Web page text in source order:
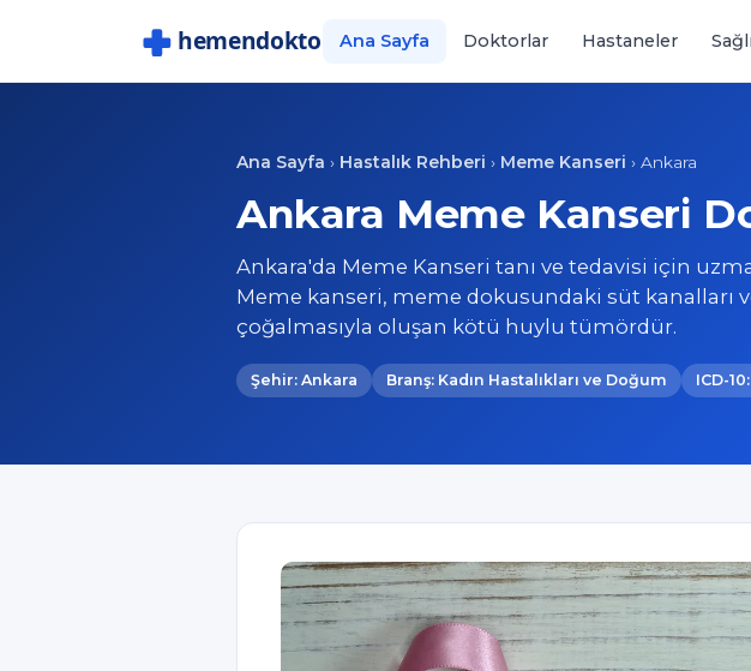
Ana Sayfa Doktorlar Hastaneler
Ana Sayfa › Hastalık Rehberi › Meme Kanseri › Ankara
Ankara Meme Kanseri
Ankara'da Meme Kanseri tanı ve tedavisi için
Meme kanseri, meme dokusundaki süt
çoğalmasıyla oluşan kötü huylu tümördür.
Şehir: Ankara Branş: Kadın Hastalıkları ve Doğum ICD-